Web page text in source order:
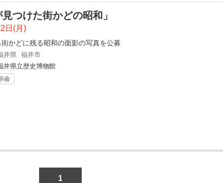
つけた街かどの昭和」
日(月)
かどに残る昭和の面影の写真を公募
井県 福井市
井県立歴史博物館
会
1